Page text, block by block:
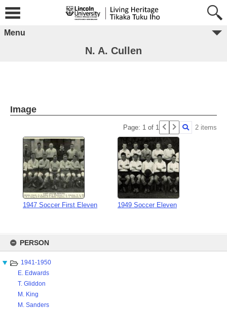
content
PERSON
1941-1950
E. Edwards
T. Gliddon
M. King
M. Sanders
Menu
N. A. Cullen
Image
Page: 1 of 1 2 items
1947 Soccer First Eleven 1949 Soccer Eleven